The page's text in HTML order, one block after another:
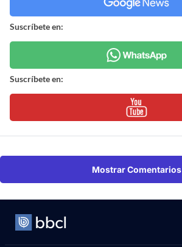
Suscríbete en:
Suscríbete en:
Mostrar Comentarios